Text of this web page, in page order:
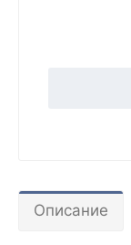
Описание